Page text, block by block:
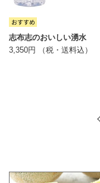
志布志のおいしい湧水
3,350円 （税・送料込）